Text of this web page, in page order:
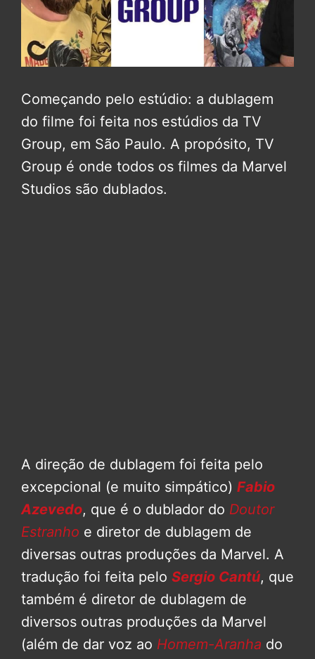
Começando pelo estúdio: a dublagem
do filme foi feita nos estúdios da TV
Group, em São Paulo. A propósito, TV
Group é onde todos os filmes da Marvel
Studios são dublados.
A direção de dublagem foi feita pelo
excepcional (e muito simpático) Fabio
Azevedo, que é o dublador do Doutor
Estranho e diretor de dublagem de
diversas outras produções da Marvel. A
tradução foi feita pelo Sergio Cantú, que
também é diretor de dublagem de
diversos outras produções da Marvel
(além de dar voz ao Homem-Aranha do